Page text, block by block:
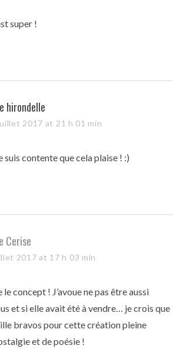
super !
hirondelle
2017 at 21 h 01 min
contente que cela plaise ! :)
Cerise
2017 at 17 h 03 min
le concept ! J’avoue ne pas être aussi
et si elle avait été à vendre… je crois que
bravos pour cette création pleine
et de poésie !